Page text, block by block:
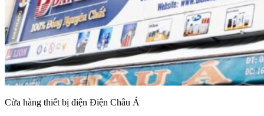
Cửa hàng thiết bị điện Điện Châu Á